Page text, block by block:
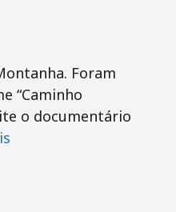
Foram
“Caminho
o documentário